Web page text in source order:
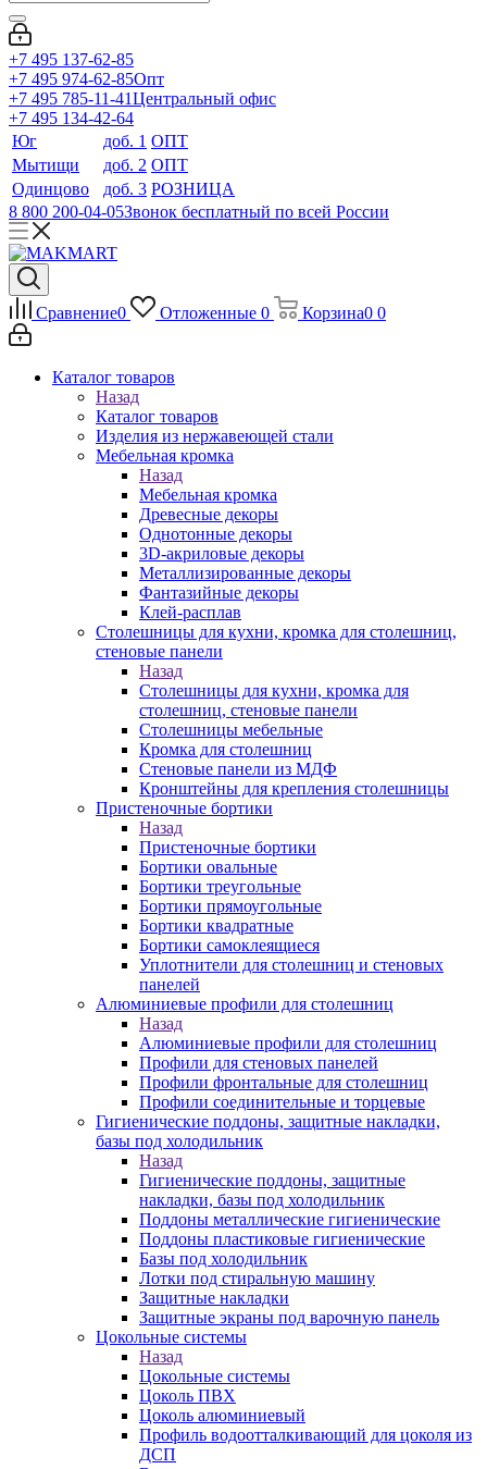
+7 495 137-62-85
+7 495 974-62-85Опт
+7 495 785-11-41Центральный офис
+7 495 134-42-64
Юг
доб. 1 ОПТ
Мытищи
доб. 2 ОПТ
Одинцово
доб. 3 РОЗНИЦА
8 800 200-04-05Звонок бесплатный по всей России
Сравнение0 Отложенные 0 Корзина0 0
Каталог товаров
Назад
Каталог товаров
Изделия из нержавеющей стали
Мебельная кромка
Назад
Мебельная кромка
Древесные декоры
Однотонные декоры
3D-акриловые декоры
Металлизированные декоры
Фантазийные декоры
Клей-расплав
Столешницы для кухни, кромка для столешниц,
стеновые панели
Назад
Столешницы для кухни, кромка для
столешниц, стеновые панели
Столешницы мебельные
Кромка для столешниц
Стеновые панели из МДФ
Кронштейны для крепления столешницы
Пристеночные бортики
Назад
Пристеночные бортики
Бортики овальные
Бортики треугольные
Бортики прямоугольные
Бортики квадратные
Бортики самоклеящиеся
Уплотнители для столешниц и стеновых
панелей
Алюминиевые профили для столешниц
Назад
Алюминиевые профили для столешниц
Профили для стеновых панелей
Профили фронтальные для столешниц
Профили соединительные и торцевые
Гигиенические поддоны, защитные накладки,
базы под холодильник
Назад
Гигиенические поддоны, защитные
накладки, базы под холодильник
Поддоны металлические гигиенические
Поддоны пластиковые гигиенические
Базы под холодильник
Лотки под стиральную машину
Защитные накладки
Защитные экраны под варочную панель
Цокольные системы
Назад
Цокольные системы
Цоколь ПВХ
Цоколь алюминиевый
Профиль водоотталкивающий для цоколя из
ДСП